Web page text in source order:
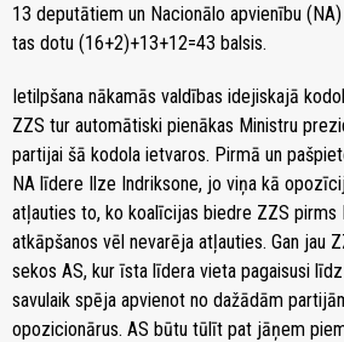
13 deputātiem un Nacionālo apvienību
tas dotu (16+2)+13+12=43 balsis.
Ietilpšana nākamās valdības idejiskajā
ZZS tur automātiski pienākas Ministru
partijai šā kodola ietvaros. Pirmā un
NA līdere Ilze Indriksone, jo viņa kā
atļauties to, ko koalīcijas biedre ZZS pirms
atkāpšanos vēl nevarēja atļauties. Gan jau
sekos AS, kur īsta līdera vieta pagaisusi
savulaik spēja apvienot no dažādām
opozicionārus. AS būtu tūlīt pat jāņem